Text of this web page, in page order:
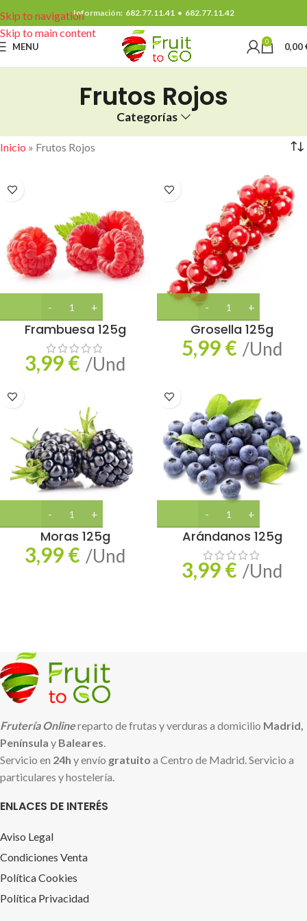
Skip to navigation
Skip to main content
Información: 682.77.11.41• 682.77.11.42
MENU 0 0,00
Frutos Rojos
Categorías
Inicio » Frutos Rojos
Frambuesa 125g
3,99€ /Und
Grosella 125g
5,99€ /Und
Moras 125g
3,99€ /Und
Arándanos 125g
3,99€ /Und
Frutería Onlinereparto de frutas y verduras a domicilio Madrid,
Península y Baleares.
Servicio en 24h y envío gratuito a Centro de Madrid. Servicio a
particulares y hostelería.
ENLACES DE INTERÉS
Aviso Legal
Condiciones Venta
Política Cookies
Política Privacidad